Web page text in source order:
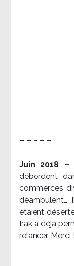
– – – – –
Juin 2018 –
débordent
commerces
déambulent…
étaient
Irak a déjà
relancer. Merci !